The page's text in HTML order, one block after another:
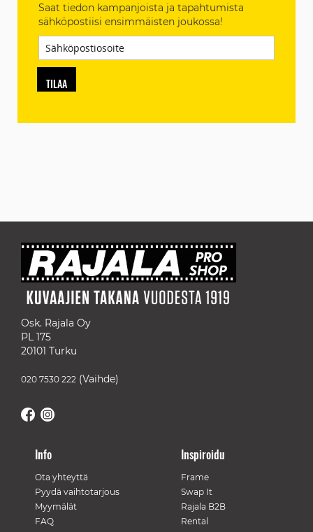
Saat tiedon kampanjoista ja tapahtumista
sähköpostiisi ensimmäisten joukossa!
TILAA
Osk. Rajala Oy
PL 175
20101 Turku
020 7530 222 (Vaihde)
Info
Ota yhteyttä
Pyydä vaihtotarjous
Myymälät
FAQ
Inspiroidu
Frame
Swap It
Rajala B2B
Rental